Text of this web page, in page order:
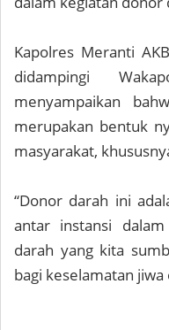
Kapolres Meranti
didampingi
menyampaikan
merupakan bentuk
masyarakat,
“Donor darah ini
antar instansi
darah yang kita
bagi keselamatan jiwa